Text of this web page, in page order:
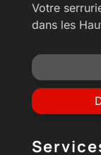
Votre
dans les